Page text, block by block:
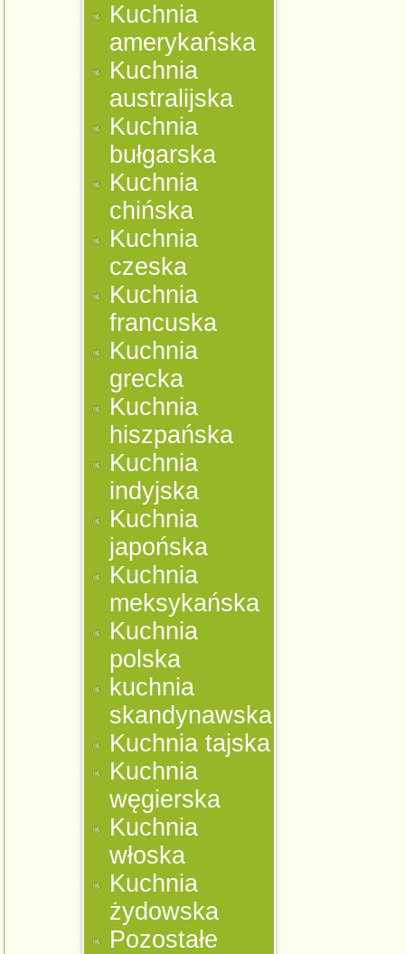
Kuchnia
amerykańska
Kuchnia
australijska
Kuchnia
bułgarska
Kuchnia
chińska
Kuchnia
czeska
Kuchnia
francuska
Kuchnia
grecka
Kuchnia
hiszpańska
Kuchnia
indyjska
Kuchnia
japońska
Kuchnia
meksykańska
Kuchnia
polska
kuchnia
skandynawska
Kuchnia tajska
Kuchnia
węgierska
Kuchnia
włoska
Kuchnia
żydowska
Pozostałe